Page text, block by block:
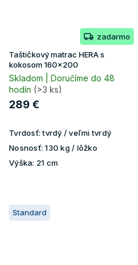
zadarmo
Taštičkový matrac HERA s
kokosom 160x200
Skladom | Doručíme do 48
hodín (>3 ks)
289 €
Tvrdosť:tvrdý / veľmi tvrdý
Nosnosť: 130 kg / lôžko
Výška: 21 cm
Standard